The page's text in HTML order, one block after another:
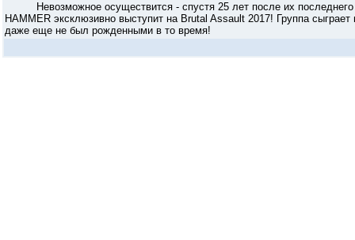
Невозможное осуществится - спустя 25 лет после их последнего
HAMMER эксклюзивно выступит на Brutal Assault 2017! Группа
даже еще не был рожденными в то время!